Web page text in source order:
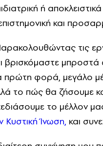
ή
και
τις
βρισκόμαστε μπροστά
πρώτη φορά, μεγάλο
το πώς θα ζήσουμε
το μέλλον
Κυστική Ίνωση, και